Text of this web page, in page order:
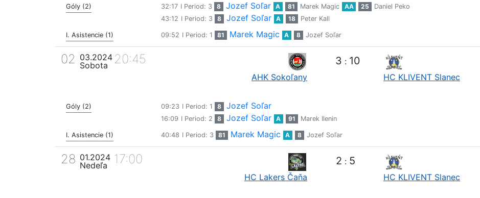
Góly (2) 32:17 I Period: 3 8 Jozef Soľar A 81 Marek Magic AA 25
Daniel Peko
43:12 I Period: 3 8 Jozef Soľar A 18 Peter Kall
I. Asistencie (1) 09:52 I Period: 1 81 Marek Magic A 8 Jozef Soľar
02 03.2024
Sobota
20:45
AHK Sokoľany
3 : 10
HC KLIVENT Slanec
Góly (2) 09:23 I Period: 1 8 Jozef Soľar
16:09 I Period: 2 8 Jozef Soľar A 91 Marek Ilenin
I. Asistencie (1) 40:48 I Period: 3 81 Marek Magic A 8 Jozef Soľar
28 01.2024
Nedeľa
17:00
HC Lakers Čaňa
2 : 5
HC KLIVENT Slanec